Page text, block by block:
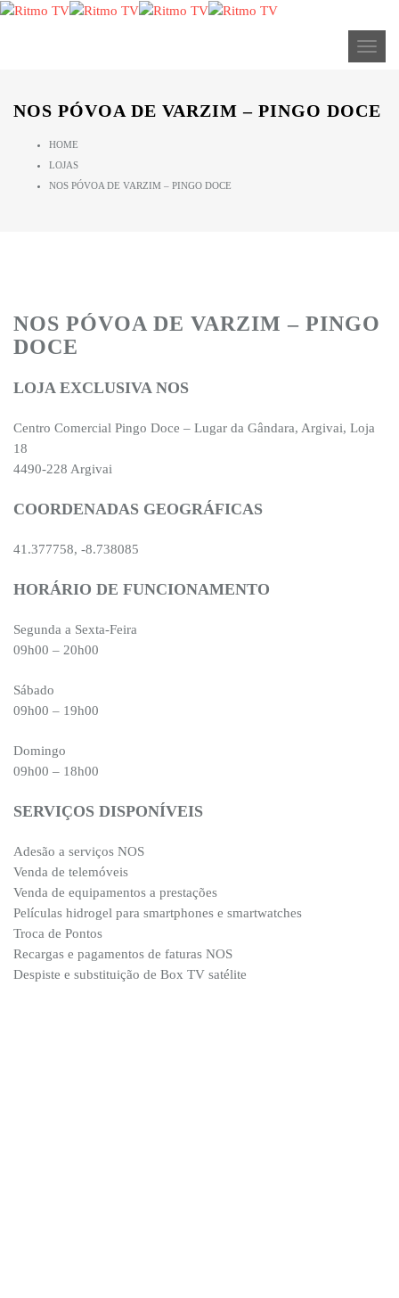
ALERTA: Streaming Ritmo TV (anteriormente TV Express) no
NOS PÓVOA DE VARZIM – PINGO DOCE
HOME
LOJAS
NOS PÓVOA DE VARZIM – PINGO DOCE
NOS PÓVOA DE VARZIM – PINGO
DOCE
LOJA EXCLUSIVA NOS
Centro Comercial Pingo Doce – Lugar da Gândara, Argivai, Loja
18
4490-228 Argivai
COORDENADAS GEOGRÁFICAS
41.377758, -8.738085
HORÁRIO DE FUNCIONAMENTO
Segunda a Sexta-Feira
09h00 – 20h00
Sábado
09h00 – 19h00
Domingo
09h00 – 18h00
SERVIÇOS DISPONÍVEIS
Adesão a serviços NOS
Venda de telemóveis
Venda de equipamentos a prestações
Películas hidrogel para smartphones e smartwatches
Troca de Pontos
Recargas e pagamentos de faturas NOS
Despiste e substituição de Box TV satélite